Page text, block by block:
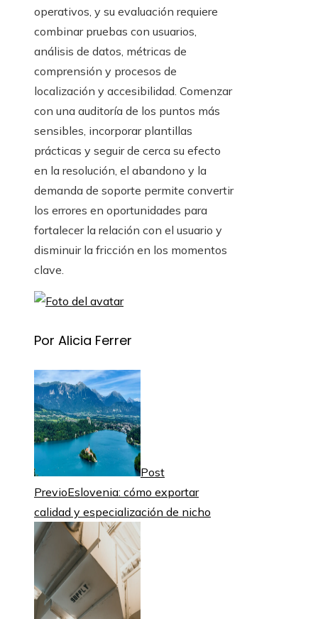
operativos, y su evaluación requiere
combinar pruebas con usuarios,
análisis de datos, métricas de
comprensión y procesos de
localización y accesibilidad. Comenzar
con una auditoría de los puntos más
sensibles, incorporar plantillas
prácticas y seguir de cerca su efecto
en la resolución, el abandono y la
demanda de soporte permite convertir
los errores en oportunidades para
fortalecer la relación con el usuario y
disminuir la fricción en los momentos
clave.
Por Alicia Ferrer
Post
PrevioEslovenia: cómo exportar
calidad y especialización de nicho